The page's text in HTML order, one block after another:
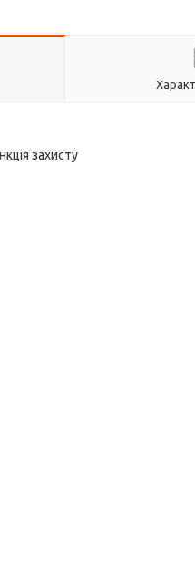
захисту